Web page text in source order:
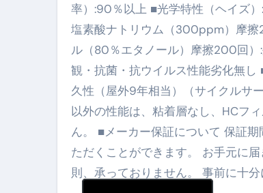
コロナウイルス完全
「3秒で整う、新しい
クリスマスの魔法
磁気ネックレスは「
【最新】手袋の選び方
電気カミソリ完全ガイ
補聴器の選び方 完全
率）:90％以上 ■光学特性（ヘイズ
塩素酸ナトリウム（300ppm）摩擦
ル（80％エタノール）摩擦200回
観・抗菌・抗ウイルス性能劣化無
久性（屋外9年相当）（サイクルサ
以外の性能は、粘着層なし、HCフ
ん。 ■メーカー保証について 保証
ただくことができます。 お手元に
則、承っておりません。 事前に十